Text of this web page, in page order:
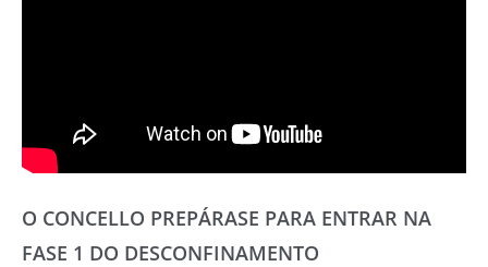
O CONCELLO PREPÁRASE PARA ENTRAR NA
FASE 1 DO DESCONFINAMENTO